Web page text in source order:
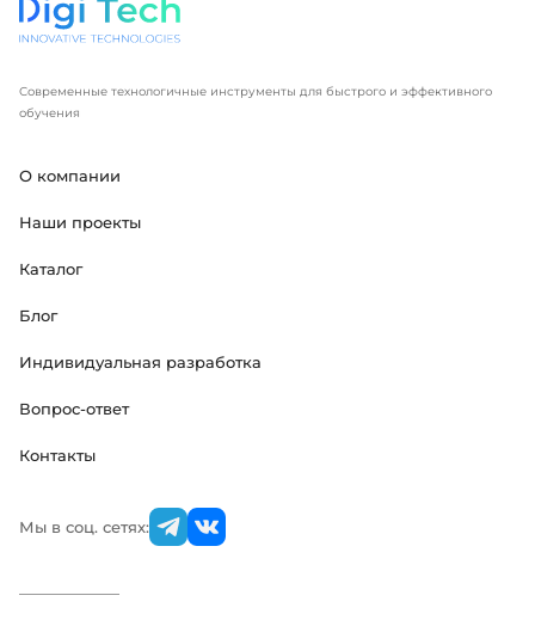
Современные технологичные инструменты для быстрого и эффективного
обучения
О компании
Наши проекты
Каталог
Блог
Индивидуальная разработка
Вопрос-ответ
Контакты
Мы в соц. сетях: